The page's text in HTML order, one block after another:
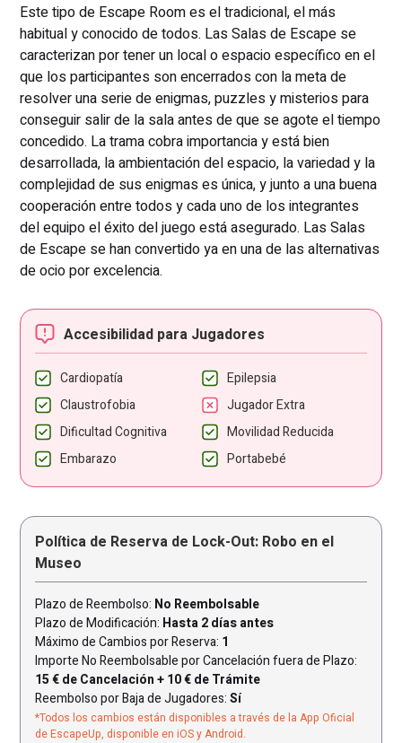
Este tipo de Escape Room es el tradicional, el más
habitual y conocido de todos. Las Salas de Escape se
caracterizan por tener un local o espacio específico en el
que los participantes son encerrados con la meta de
resolver una serie de enigmas, puzzles y misterios para
conseguir salir de la sala antes de que se agote el tiempo
concedido. La trama cobra importancia y está bien
desarrollada, la ambientación del espacio, la variedad y la
complejidad de sus enigmas es única, y junto a una buena
cooperación entre todos y cada uno de los integrantes
del equipo el éxito del juego está asegurado. Las Salas
de Escape se han convertido ya en una de las alternativas
de ocio por excelencia.
Accesibilidad para Jugadores
Cardiopatía
Epilepsia
Claustrofobia
Jugador Extra
Dificultad Cognitiva
Movilidad Reducida
Embarazo
Portabebé
Política de Reserva de Lock-Out: Robo en el
Museo
Plazo de Reembolso: No Reembolsable
Plazo de Modificación: Hasta 2 días antes
Máximo de Cambios por Reserva: 1
Importe No Reembolsable por Cancelación fuera de Plazo:
15 € de Cancelación + 10 € de Trámite
Reembolso por Baja de Jugadores: Sí
*Todos los cambios están disponibles a través de la App Oficial
de EscapeUp, disponible en iOS y Android.